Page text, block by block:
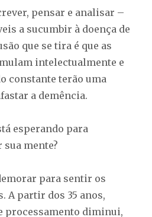
pensar e analisar –
a sucumbir à doença de
que se tira é que as
intelectualmente e
constante terão uma
a demência.
esperando para
mente?
para sentir os
A partir dos 35 anos,
processamento diminui,